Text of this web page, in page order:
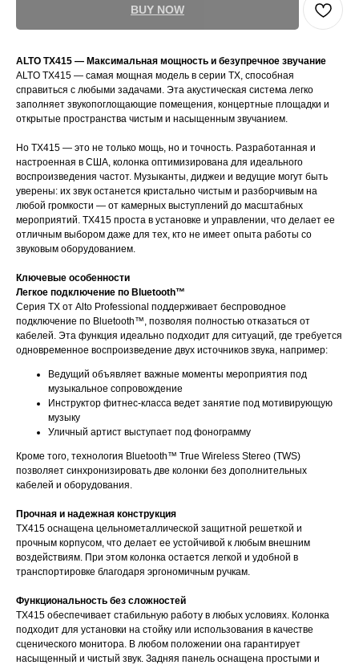
BUY NOW
ALTO TX415 — Максимальная мощность и безупречное звучание
ALTO TX415 — самая мощная модель в серии TX, способная
справиться с любыми задачами. Эта акустическая система легко
заполняет звукопоглощающие помещения, концертные площадки и
открытые пространства чистым и насыщенным звучанием.
Но TX415 — это не только мощь, но и точность. Разработанная и
настроенная в США, колонка оптимизирована для идеального
воспроизведения частот. Музыканты, диджеи и ведущие могут быть
уверены: их звук останется кристально чистым и разборчивым на
любой громкости — от камерных выступлений до масштабных
мероприятий. TX415 проста в установке и управлении, что делает ее
отличным выбором даже для тех, кто не имеет опыта работы со
звуковым оборудованием.
Ключевые особенности
Легкое подключение по Bluetooth™
Серия TX от Alto Professional поддерживает беспроводное
подключение по Bluetooth™, позволяя полностью отказаться от
кабелей. Эта функция идеально подходит для ситуаций, где требуется
одновременное воспроизведение двух источников звука, например:
Ведущий объявляет важные моменты мероприятия под
музыкальное сопровождение
Инструктор фитнес-класса ведет занятие под мотивирующую
музыку
Уличный артист выступает под фонограмму
Кроме того, технология Bluetooth™ True Wireless Stereo (TWS)
позволяет синхронизировать две колонки без дополнительных
кабелей и оборудования.
Прочная и надежная конструкция
TX415 оснащена цельнометаллической защитной решеткой и
прочным корпусом, что делает ее устойчивой к любым внешним
воздействиям. При этом колонка остается легкой и удобной в
транспортировке благодаря эргономичным ручкам.
Функциональность без сложностей
TX415 обеспечивает стабильную работу в любых условиях. Колонка
подходит для установки на стойку или использования в качестве
сценического монитора. В любом положении она гарантирует
насыщенный и чистый звук. Задняя панель оснащена простыми и